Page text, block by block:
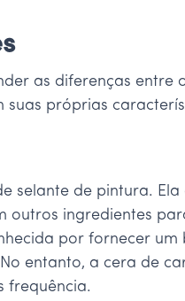
as diferenças entre
próprias
selante de pintura.
ingredientes
por fornecer
entanto, a cera de
frequência.